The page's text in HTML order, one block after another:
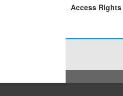
Access Rights